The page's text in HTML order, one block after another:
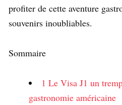
profiter de cette aventure
souvenirs inoubliables.
Sommaire
1 Le Visa J1 un
gastronomie américaine